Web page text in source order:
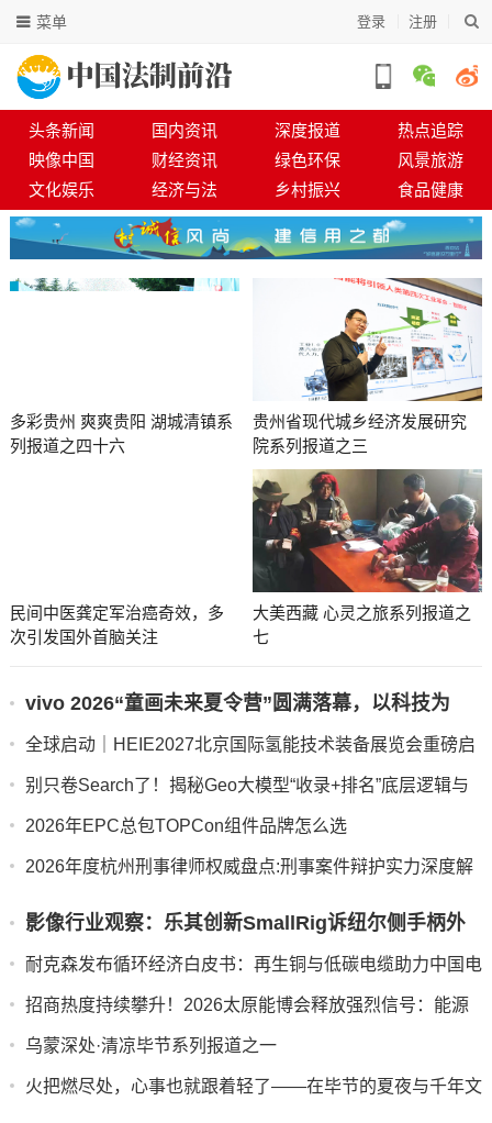
登录 注册
菜单
头条新闻 国内资讯 深度报道
热点追踪
映像中国
财经资讯 绿色环保
风景旅游
文化娱乐
经济与法 乡村振兴 食品健康
清镇这场座谈会为房企注入发展“强心针”
多彩贵州 爽爽贵阳 湖城清镇系
列报道之四十六
贵州省现代城乡经济发展研究
院系列报道之三
民间中医龚定军治癌奇效，多
次引发国外首脑关注
大美西藏 心灵之旅系列报道之
七
vivo 2026“童画未来夏令营”圆满落幕，以科技为
笔，绘就美育未来
全球启动｜HEIE2027北京国际氢能技术装备展览会重磅启
幕！
别只卷Search了！揭秘Geo大模型“收录+排名”底层逻辑与
实战黑客手法
2026年EPC总包TOPCon组件品牌怎么选
2026年度杭州刑事律师权威盘点:刑事案件辩护实力深度解
影像行业观察：乐其创新SmallRig诉纽尔侧手柄外
观专利二审胜诉，完整执行案例为行业提供司法参考
耐克森发布循环经济白皮书：再生铜与低碳电缆助力中国电
气化发展
招商热度持续攀升！2026太原能博会释放强烈信号：能源
转型看山西
乌蒙深处·清凉毕节系列报道之一
火把燃尽处，心事也就跟着轻了——在毕节的夏夜与千年文